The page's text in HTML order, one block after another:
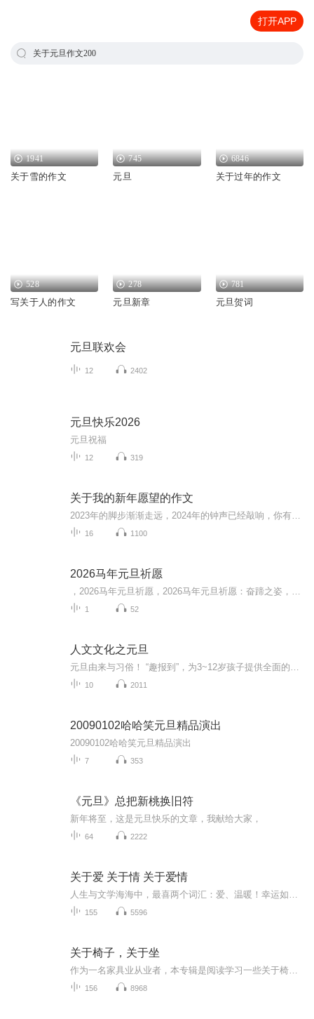
打开APP
关于元旦作文200
1941
关于雪的作文
745
元旦
6846
关于过年的作文
528
写关于人的作文
278
元旦新章
781
元旦贺词
元旦联欢会
12 2402
元旦快乐2026
元旦祝福
12 319
关于我的新年愿望的作文
16 1100
2026马年元旦祈愿
1 52
人文文化之元旦
10 2011
20090102哈哈笑元旦精品演出
20090102哈哈笑元旦精品演出
7 353
《元旦》总把新桃换旧符
新年将至，这是元旦快乐的文章，我献给大家，
64 2222
关于爱 关于情 关于爱情
155 5596
关于椅子，关于坐
156 8968